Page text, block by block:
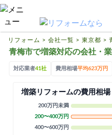
ハピすむリフォームとは
リフォームの基礎知識
リフォーム補助金
リフォーム会社一覧
リフォーム > 会社一覧 > 東京都 >
青梅市で増築対応の会社・
対応業者41社 費用相場平均623万円
増築リフォームの費用相場
200万円未満
200〜400万円
400〜600万円